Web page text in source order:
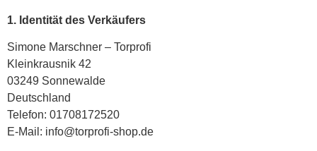
1. Identität des Verkäufers
Simone Marschner – Torprofi
Kleinkrausnik 42
03249 Sonnewalde
Deutschland
Telefon: 01708172520
E-Mail: info@torprofi-shop.de